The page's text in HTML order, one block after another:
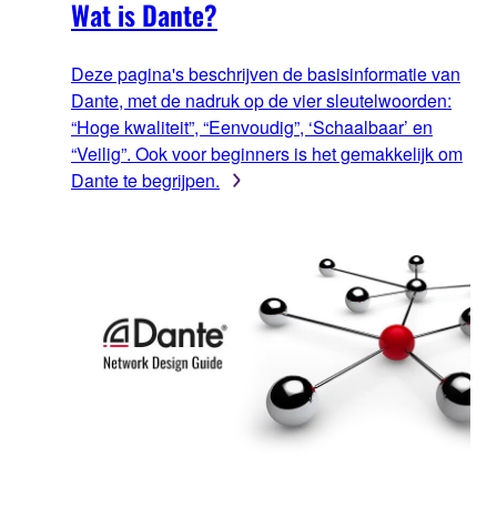
Wat is Dante?
Deze pagina's beschrijven de basisinformatie van
Dante, met de nadruk op de vier sleutelwoorden:
“Hoge kwaliteit”, “Eenvoudig”, ‘Schaalbaar’ en
“Veilig”. Ook voor beginners is het gemakkelijk om
Dante te begrijpen.